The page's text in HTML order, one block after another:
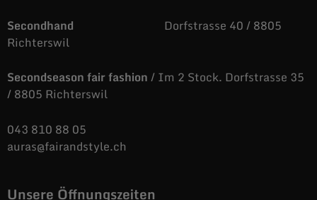
Secondhand Dorfstrasse 40 / 8805
Richterswil
Secondseason fair fashion/ Im 2 Stock. Dorfstrasse 35
/ 8805 Richterswil
043 810 88 05
auras@fairandstyle.ch
Unsere Öffnungszeiten